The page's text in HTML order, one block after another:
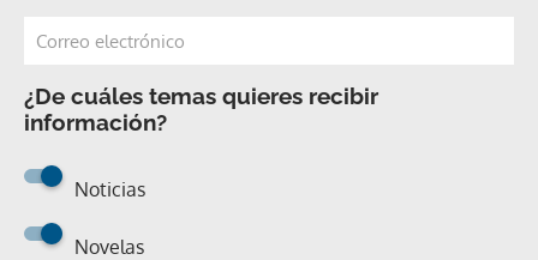
¿De cuáles temas quieres recibir
información?
Noticias
Novelas